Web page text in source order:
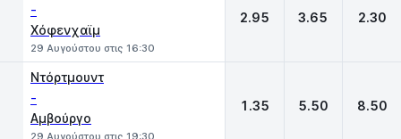
-
Χόφενχαϊμ
29 Αυγούστου στις 16:30
2.95 3.65 2.30
Ντόρτμουντ
-
Αμβούργο
29 Αυγούστου στις 19:30
1.35 5.50 8.50